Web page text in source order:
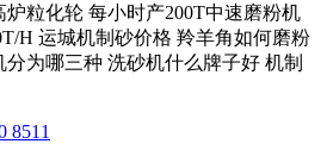
粒化轮 每小时产200T中速磨粉机
H 运城机制砂价格 羚羊角如何磨粉
为哪三种 洗砂机什么牌子好 机制
8511